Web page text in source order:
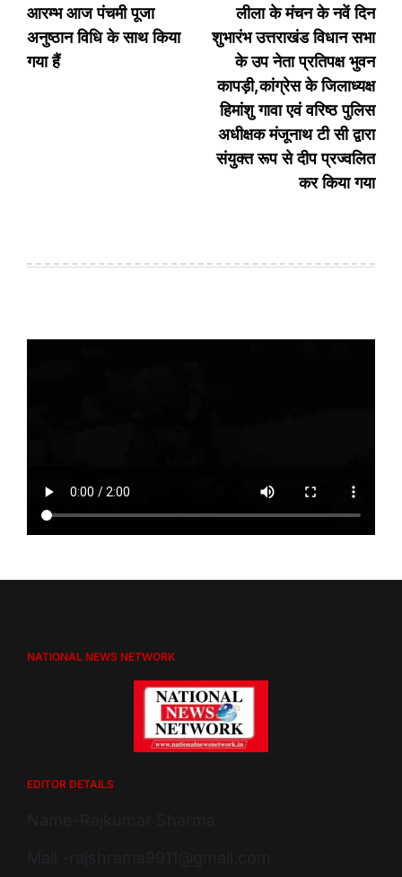
आरम्भ आज पंचमी पूजा
अनुष्ठान विधि के साथ किया
गया हैं
लीला के मंचन के नवें दिन
शुभारंभ उत्तराखंड विधान सभा
के उप नेता प्रतिपक्ष भुवन
कापड़ी,कांग्रेस के जिलाध्यक्ष
हिमांशु गावा एवं वरिष्ठ पुलिस
अधीक्षक मंजूनाथ टी सी द्वारा
संयुक्त रूप से दीप प्रज्वलित
कर किया गया
NATIONAL NEWS NETWORK
EDITOR DETAILS